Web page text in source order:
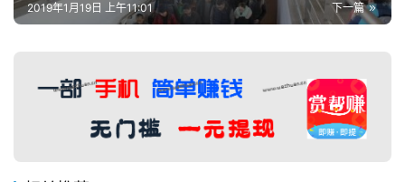
下一篇
2019年1月19日 上午11:01